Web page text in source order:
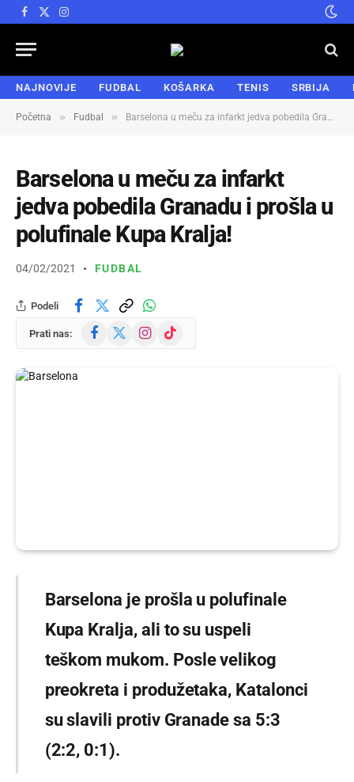
Facebook
X
Instagram
NAJNOVIJE FUDBAL KOŠARKA TENIS SRBIJA
Početna » Fudbal » Barselona u meču za infarkt jedva pobedila Granadu i prošla u polufinale Kupa Kralja!
Barselona u meču za infarkt
jedva pobedila Granadu i prošla u
polufinale Kupa Kralja!
04/02/2021 FUDBAL
Podeli
Prati nas: Facebook Instagram
TikTok
Barselona je prošla u polufinale
Kupa Kralja, ali to su uspeli
teškom mukom. Posle velikog
preokreta i produžetaka, Katalonci
su slavili protiv Granade sa 5:3
(2:2, 0:1).